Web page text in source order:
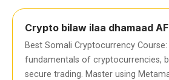
Crypto bilaw ilaa dhamaad
Best Somali Cryptocurrency
fundamentals of cryptocurrencies,
secure trading. Master using